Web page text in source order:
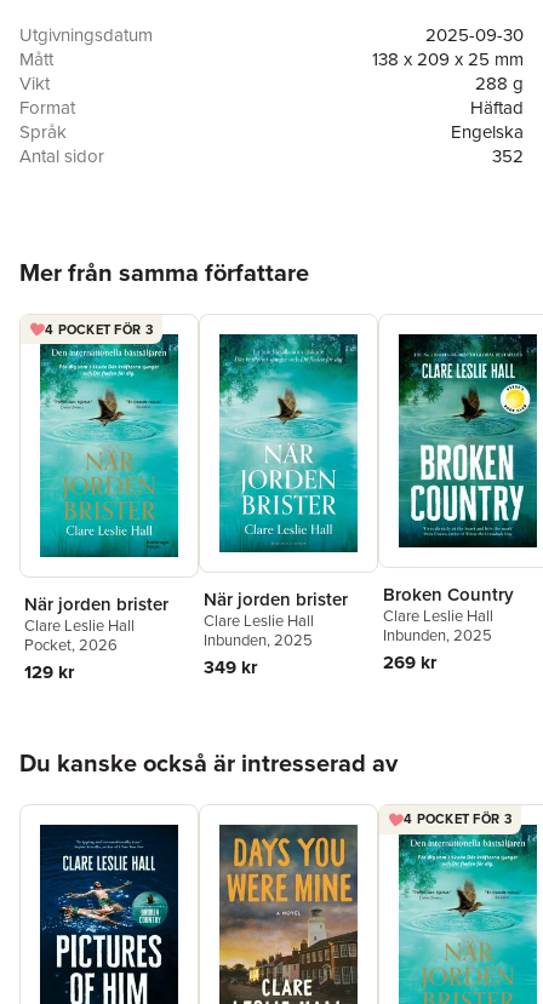
Utgivningsdatum
2025-09-30
Mått
138 x 209 x 25 mm
Vikt
288 g
Format
Häftad
Språk
Engelska
Antal sidor
352
Mer från samma författare
4 POCKET FÖR 3
När jorden brister
Clare Leslie Hall
Pocket, 2026
129 kr
När jorden brister
Clare Leslie Hall
Inbunden, 2025
349 kr
Broken Country
Clare Leslie Hall
Inbunden, 2025
269 kr
Du kanske också är intresserad av
4 POCKET FÖR 3